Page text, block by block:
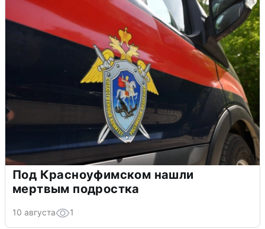
Под Красноуфимском нашли
мертвым подростка
10 августа 1